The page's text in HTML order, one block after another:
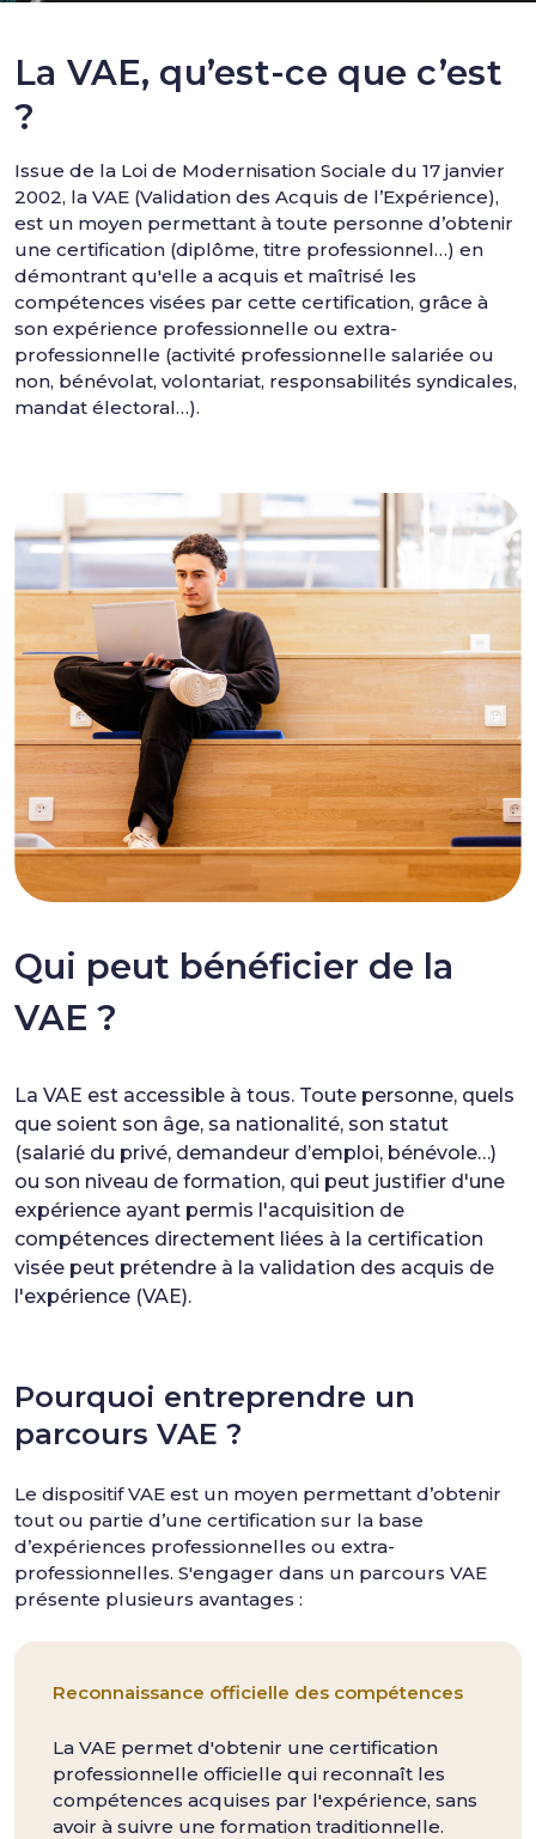
La VAE, qu’est-ce que c’est
?
Issue de la Loi de Modernisation Sociale du 17 janvier
2002, la VAE (Validation des Acquis de l’Expérience),
est un moyen permettant à toute personne d’obtenir
une certification (diplôme, titre professionnel…) en
démontrant qu'elle a acquis et maîtrisé les
compétences visées par cette certification, grâce à
son expérience professionnelle ou extra-
professionnelle (activité professionnelle salariée ou
non, bénévolat, volontariat, responsabilités syndicales,
mandat électoral…).
Qui peut bénéficier de la
VAE ?
La VAE est accessible à tous. Toute personne, quels
que soient son âge, sa nationalité, son statut
(salarié du privé, demandeur d’emploi, bénévole…)
ou son niveau de formation, qui peut justifier d'une
expérience ayant permis l'acquisition de
compétences directement liées à la certification
visée peut prétendre à la validation des acquis de
l'expérience (VAE).
Pourquoi entreprendre un
parcours VAE ?
Le dispositif VAE est un moyen permettant d’obtenir
tout ou partie d’une certification sur la base
d’expériences professionnelles ou extra-
professionnelles. S'engager dans un parcours VAE
présente plusieurs avantages :
Reconnaissance officielle des compétences
La VAE permet d'obtenir une certification
professionnelle officielle qui reconnaît les
compétences acquises par l'expérience, sans
avoir à suivre une formation traditionnelle.